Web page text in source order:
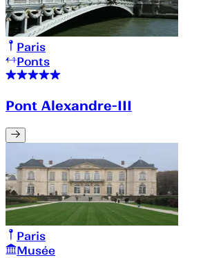
Paris
Ponts
Pont Alexandre-III
Paris
Musée